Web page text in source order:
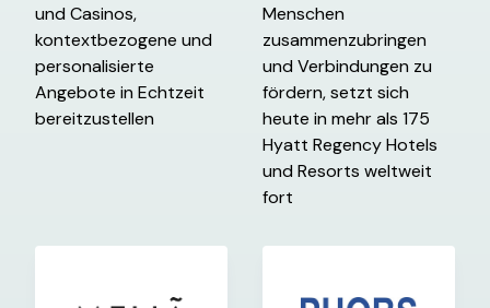
und Casinos,
kontextbezogene und
personalisierte
Angebote in Echtzeit
bereitzustellen
Menschen
zusammenzubringen
und Verbindungen zu
fördern, setzt sich
heute in mehr als 175
Hyatt Regency Hotels
und Resorts weltweit
fort